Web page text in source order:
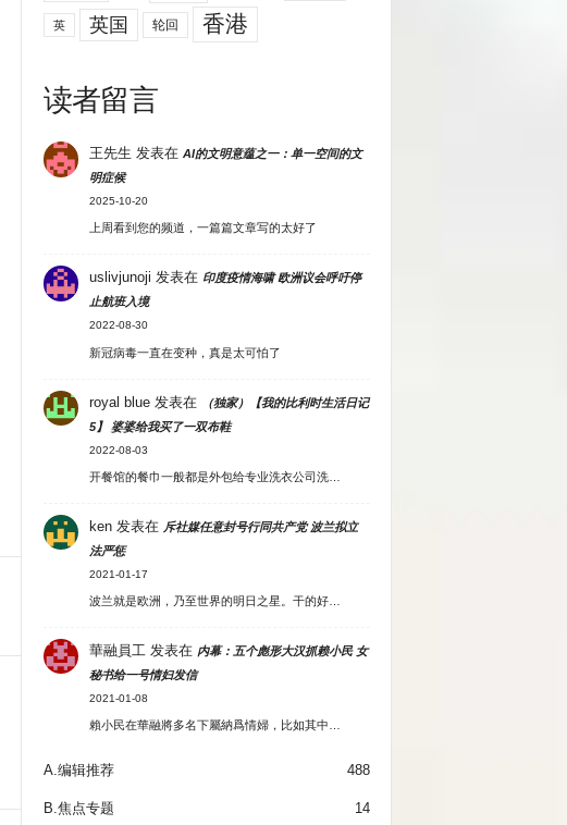
英 英国 轮回 香港
读者留言
王先生 发表在 AI的文明意蕴之一：单一空间的文
明症候
2025-10-20
上周看到您的频道，一篇篇文章写的太好了
uslivjunoji 发表在 印度疫情海啸 欧洲议会呼吁停
止航班入境
2022-08-30
新冠病毒一直在变种，真是太可怕了
royal blue发表在
（独家）【我的比利时生活日记
5】 婆婆给我买了一双布鞋
2022-08-03
开餐馆的餐巾一般都是外包给专业洗衣公司洗…
ken发表在 斥社媒任意封号行同共产党 波兰拟立
法严惩
2021-01-17
波兰就是欧洲，乃至世界的明日之星。干的好…
華融員工 发表在 内幕：五个彪形大汉抓赖小民 女
秘书给一号情妇发信
2021-01-08
賴小民在華融將多名下屬納爲情婦，比如其中…
A.编辑推荐 488
B.焦点专题 14